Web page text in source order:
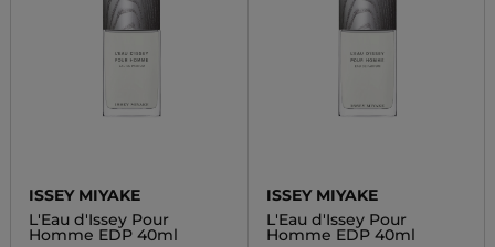
ISSEY MIYAKE
L'Eau d'Issey Pour
Homme EDP 40ml
ISSEY MIYAKE
L'Eau d'Issey Pour
Homme EDP 40ml